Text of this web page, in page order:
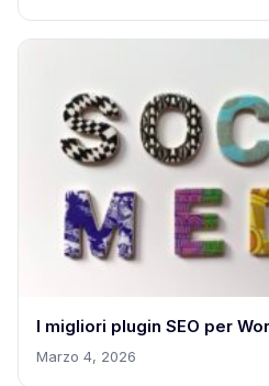
I migliori plugin SEO per
Marzo 4, 2026